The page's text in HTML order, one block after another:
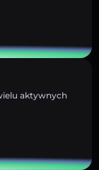
aktywnych